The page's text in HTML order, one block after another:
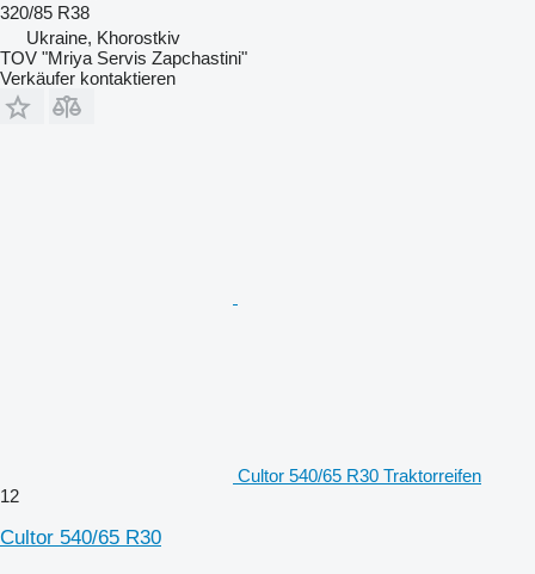
320/85 R38
Ukraine, Khorostkiv
TOV "Mriya Servis Zapchastini"
Verkäufer kontaktieren
Cultor 540/65 R30 Traktorreifen
12
Cultor 540/65 R30